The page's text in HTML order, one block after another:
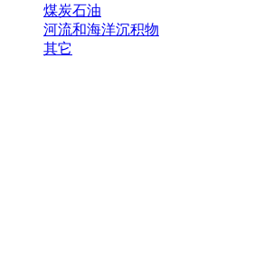
煤炭石油
河流和海洋沉积物
其它